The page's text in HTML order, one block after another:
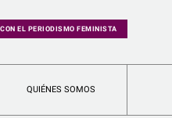
EL PERIODISMO FEMINISTA
QUIÉNES SOMOS